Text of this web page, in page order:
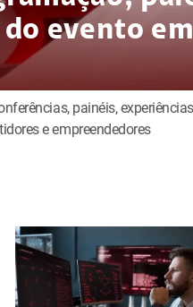
evento em
painéis,
e empreendedores